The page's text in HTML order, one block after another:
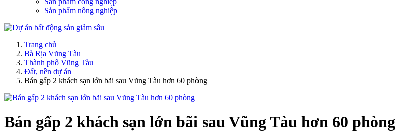
Sản phẩm nông nghiệp
Trang chủ
Bà Rịa Vũng Tàu
Thành phố Vũng Tàu
Đất, nền dự án
Bán gấp 2 khách sạn lớn bãi sau Vũng Tàu hơn 60 phòng
Bán gấp 2 khách sạn lớn bãi sau Vũng Tàu hơn 60 phòng